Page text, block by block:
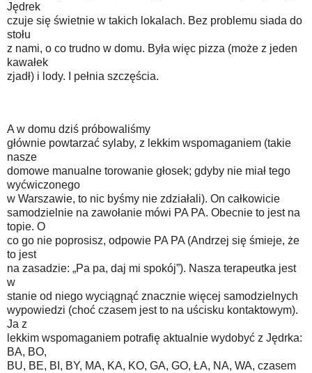
Jędrek
czuje się świetnie w takich lokalach. Bez problemu siada do
stołu
z nami, o co trudno w domu. Była więc pizza (może z jeden
kawałek
zjadł) i lody. I pełnia szczęścia.
A w domu dziś próbowaliśmy
głównie powtarzać sylaby, z lekkim wspomaganiem (takie
nasze
domowe manualne torowanie głosek; gdyby nie miał tego
wyćwiczonego
w Warszawie, to nic byśmy nie zdziałali). On całkowicie
samodzielnie na zawołanie mówi PA PA. Obecnie to jest na
topie. O
co go nie poprosisz, odpowie PA PA (Andrzej się śmieje, że
to jest
na zasadzie: „Pa pa, daj mi spokój”). Nasza terapeutka jest
w
stanie od niego wyciągnąć znacznie więcej samodzielnych
wypowiedzi (choć czasem jest to na uścisku kontaktowym).
Ja z
lekkim wspomaganiem potrafię aktualnie wydobyć z Jędrka:
BA, BO,
BU, BE, BI, BY, MA, KA, KO, GA, GO, ŁA, NA, WA, czasem